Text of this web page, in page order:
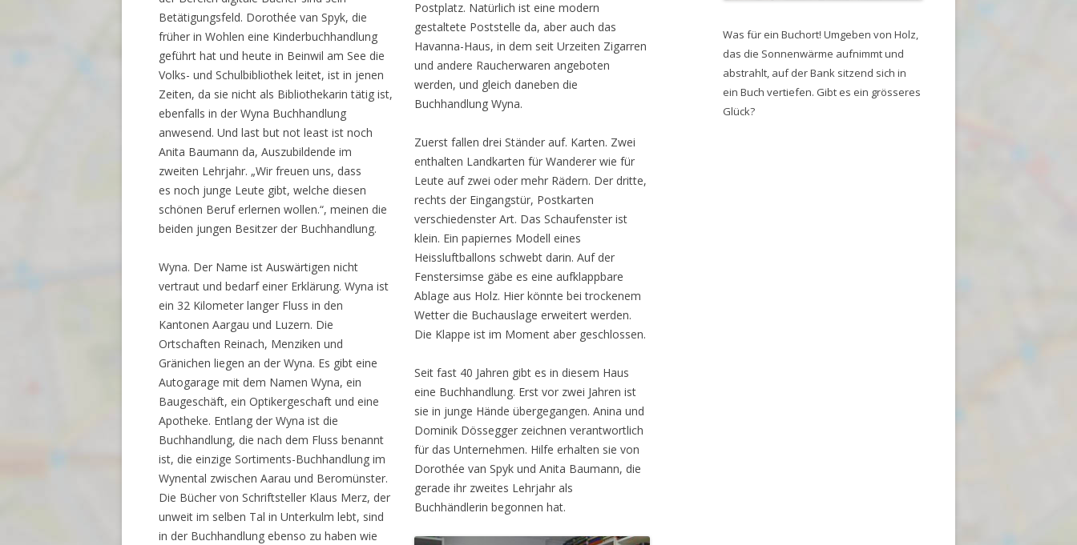
Betätigungsfeld. Dorothée van Spyk, die
früher in Wohlen eine Kinderbuchhandlung
geführt hat und heute in Beinwil am See die
Volks- und Schulbibliothek leitet, ist in jenen
Zeiten, da sie nicht als Bibliothekarin tätig ist,
ebenfalls in der Wyna Buchhandlung
anwesend. Und last but not least ist noch
Anita Baumann da, Auszubildende im
zweiten Lehrjahr. „Wir freuen uns, dass
es noch junge Leute gibt, welche diesen
schönen Beruf erlernen wollen.“, meinen die
beiden jungen Besitzer der Buchhandlung.
Wyna. Der Name ist Auswärtigen nicht
vertraut und bedarf einer Erklärung. Wyna ist
ein 32 Kilometer langer Fluss in den
Kantonen Aargau und Luzern. Die
Ortschaften Reinach, Menziken und
Gränichen liegen an der Wyna. Es gibt eine
Autogarage mit dem Namen Wyna, ein
Baugeschäft, ein Optikergeschaft und eine
Apotheke. Entlang der Wyna ist die
Buchhandlung, die nach dem Fluss benannt
ist, die einzige Sortiments-Buchhandlung im
Wynental zwischen Aarau und Beromünster.
Die Bücher von Schriftsteller Klaus Merz, der
unweit im selben Tal in Unterkulm lebt, sind
in der Buchhandlung ebenso zu haben wie
Postplatz. Natürlich ist eine modern
gestaltete Poststelle da, aber auch das
Havanna-Haus, in dem seit Urzeiten Zigarren
und andere Raucherwaren angeboten
werden, und gleich daneben die
Buchhandlung Wyna.
Zuerst fallen drei Ständer auf. Karten. Zwei
enthalten Landkarten für Wanderer wie für
Leute auf zwei oder mehr Rädern. Der dritte,
rechts der Eingangstür, Postkarten
verschiedenster Art. Das Schaufenster ist
klein. Ein papiernes Modell eines
Heissluftballons schwebt darin. Auf der
Fenstersimse gäbe es eine aufklappbare
Ablage aus Holz. Hier könnte bei trockenem
Wetter die Buchauslage erweitert werden.
Die Klappe ist im Moment aber geschlossen.
Seit fast 40 Jahren gibt es in diesem Haus
eine Buchhandlung. Erst vor zwei Jahren ist
sie in junge Hände übergegangen. Anina und
Dominik Dössegger zeichnen verantwortlich
für das Unternehmen. Hilfe erhalten sie von
Dorothée van Spyk und Anita Baumann, die
gerade ihr zweites Lehrjahr als
Buchhändlerin begonnen hat.
Was für ein Buchort! Umgeben von Holz,
das die Sonnenwärme aufnimmt und
abstrahlt, auf der Bank sitzend sich in
ein Buch vertiefen. Gibt es ein grösseres
Glück?